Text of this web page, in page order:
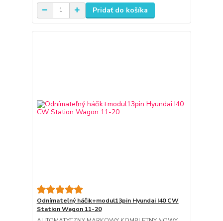
Pridať do košíka
Odnímateľný háčik+modul13pin Hyundai I40 CW
Station Wagon 11-20